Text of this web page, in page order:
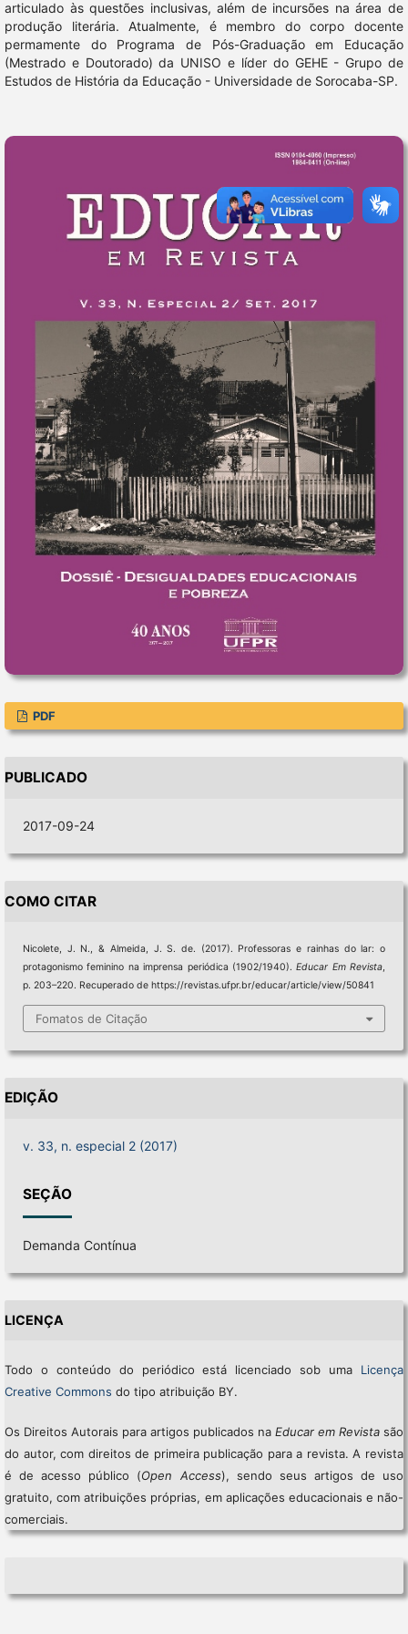
articulado às questões inclusivas, além de incursões na área de
produção literária. Atualmente, é membro do corpo docente
permamente do Programa de Pós-Graduação em Educação
(Mestrado e Doutorado) da UNISO e líder do GEHE - Grupo de
Estudos de História da Educação - Universidade de Sorocaba-SP.
PDF
PUBLICADO
2017-09-24
COMO CITAR
Nicolete, J. N., & Almeida, J. S. de. (2017). Professoras e rainhas do lar: o
protagonismo feminino na imprensa periódica (1902/1940).Educar Em Revista,
p. 203–220. Recuperado de https://revistas.ufpr.br/educar/article/view/50841
Fomatos de Citação
EDIÇÃO
v. 33, n. especial 2 (2017)
SEÇÃO
Demanda Contínua
LICENÇA
Todo o conteúdo do periódico está licenciado sob uma Licença
Creative Commons do tipo atribuição BY.
Os Direitos Autorais para artigos publicados naEducar em Revista são
do autor, com direitos de primeira publicação para a revista. A revista
é de acesso público (Open Access), sendo seus artigos de uso
gratuito, com atribuições próprias, em aplicações educacionais e não-
comerciais.